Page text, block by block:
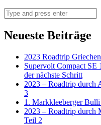
Search
Neueste Beiträge
2023 Roadtrip
Supervolt Compact
der nächste Schritt
2023 – Roadtrip durch
3
1. Markkleeberger
2023 – Roadtrip durch
Teil 2